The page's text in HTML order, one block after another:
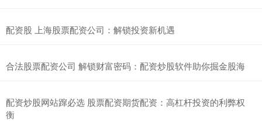
配资股 上海股票配资公司：解锁投资新机遇
合法股票配资公司 解锁财富密码：配资炒股软件助你掘金股海
配资炒股网站蹿必选 股票配资期货配资：高杠杆投资的利弊权
衡